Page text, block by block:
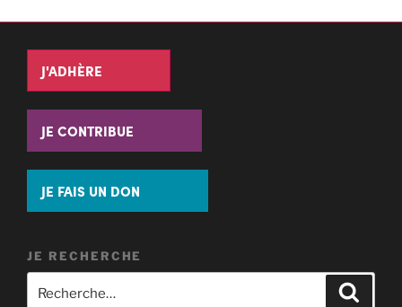
J'ADHÈRE
JE CONTRIBUE
JE FAIS UN DON
JE RECHERCHE